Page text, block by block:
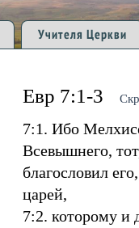
Учителя Церкви
Евр 7:1-3
7:1. Ибо
Всевышнего,
благословил
царей,
7:2. которому и